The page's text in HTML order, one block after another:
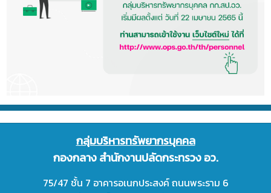
กลุ่มบริหารทรัพยากรบุคคล
กองกลางสำนักงานปลัดกระทรวง อว.
75/47 ชั้น 7 อาคารอเนกประสงค์ ถนนพระราม 6